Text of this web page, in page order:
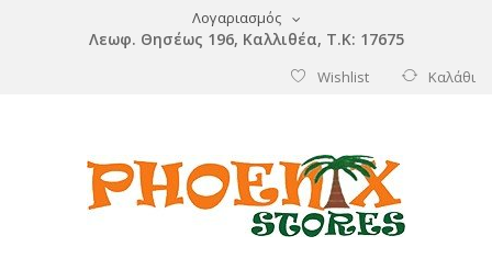
Λογαριασμός
Λεωφ. Θησέως 196, Καλλιθέα, Τ.Κ: 17675
Καλάθι
Wishlist